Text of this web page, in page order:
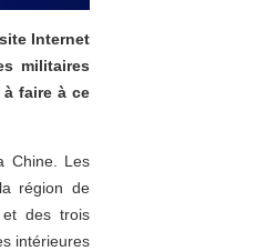
Internet
militaires
à faire à ce
Chine. Les
région de
et des trois
intérieures